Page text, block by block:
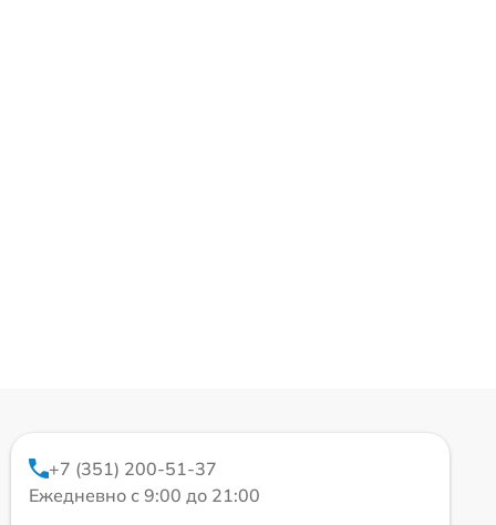
+7 (351) 200-51-37
Ежедневно с 9:00 до 21:00